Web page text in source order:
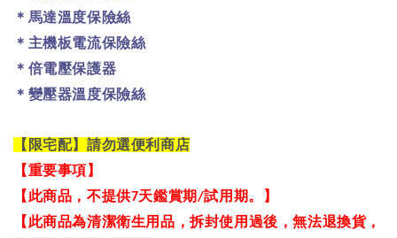
＊馬達溫度保險絲
＊主機板電流保險絲
＊倍電壓保護器
＊變壓器溫度保險絲
【限宅配】請勿選便利商店
【重要事項】
【此商品，不提供7天鑑賞期/試用期。】
【此商品為清潔衛生用品，拆封使用過後，無法退換貨，